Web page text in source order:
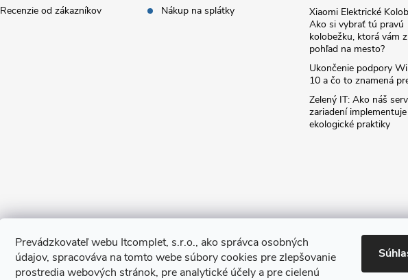
Prevádzkovateľ webu Itcomplet, s.r.o., ako správca osobných
údajov, spracováva na tomto webe súbory cookies pre zlepšovanie
prostredia webových stránok, pre analytické účely a pre cielenú
Recenzie od zákazníkov
Nákup na splátky
Xiaomi Elektrické
Ako si vybrať tú pravú
kolobežku, ktorá vám
pohľad na mesto?
Ukončenie podpory
10 a čo to znamená
Zelený IT: Ako náš
zariadení implementuje
ekologické praktiky